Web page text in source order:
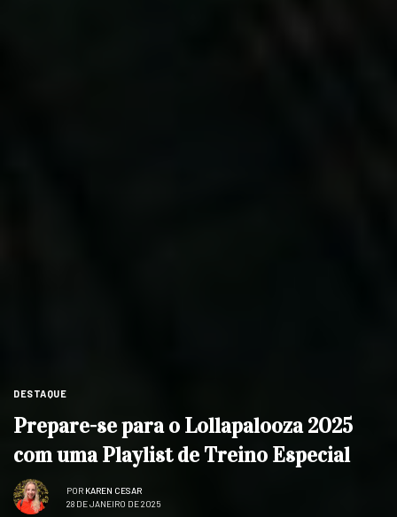
DESTAQUE
Prepare-se para o Lollapalooza 2025
com uma Playlist de Treino Especial
POR KAREN CESAR
28 DE JANEIRO DE 2025